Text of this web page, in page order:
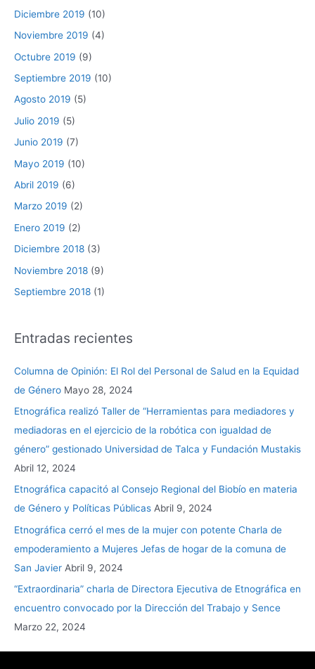
Diciembre 2019 (10)
Noviembre 2019 (4)
Octubre 2019 (9)
Septiembre 2019 (10)
Agosto 2019 (5)
Julio 2019 (5)
Junio 2019 (7)
Mayo 2019 (10)
Abril 2019 (6)
Marzo 2019 (2)
Enero 2019 (2)
Diciembre 2018 (3)
Noviembre 2018 (9)
Septiembre 2018 (1)
Entradas recientes
Columna de Opinión: El Rol del Personal de Salud en la Equidad
de Género Mayo 28, 2024
Etnográfica realizó Taller de “Herramientas para mediadores y
mediadoras en el ejercicio de la robótica con igualdad de
género” gestionado Universidad de Talca y Fundación Mustakis
Abril 12, 2024
Etnográfica capacitó al Consejo Regional del Biobío en materia
de Género y Políticas Públicas Abril 9, 2024
Etnográfica cerró el mes de la mujer con potente Charla de
empoderamiento a Mujeres Jefas de hogar de la comuna de
San Javier Abril 9, 2024
“Extraordinaria” charla de Directora Ejecutiva de Etnográfica en
encuentro convocado por la Dirección del Trabajo y Sence
Marzo 22, 2024